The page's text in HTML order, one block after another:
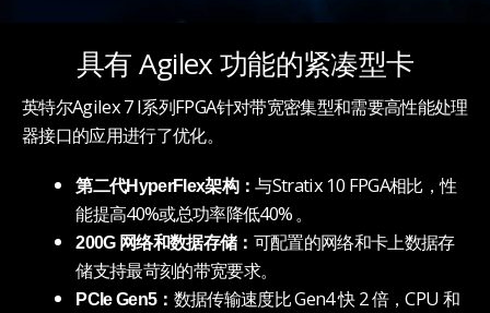
具有 Agilex 功能的紧凑型卡
英特尔Agilex 7 I系列FPGA针对带宽密集型和需要高性能处理
器接口的应用进行了优化。
第二代HyperFlex架构：与Stratix 10 FPGA相比，性
能提高40%或总功率降低40%。
200G 网络和数据存储： 可配置的网络和卡上数据存
储支持最苛刻的带宽要求。
PCIe Gen5： 数据传输速度比 Gen4 快 2 倍，CPU 和